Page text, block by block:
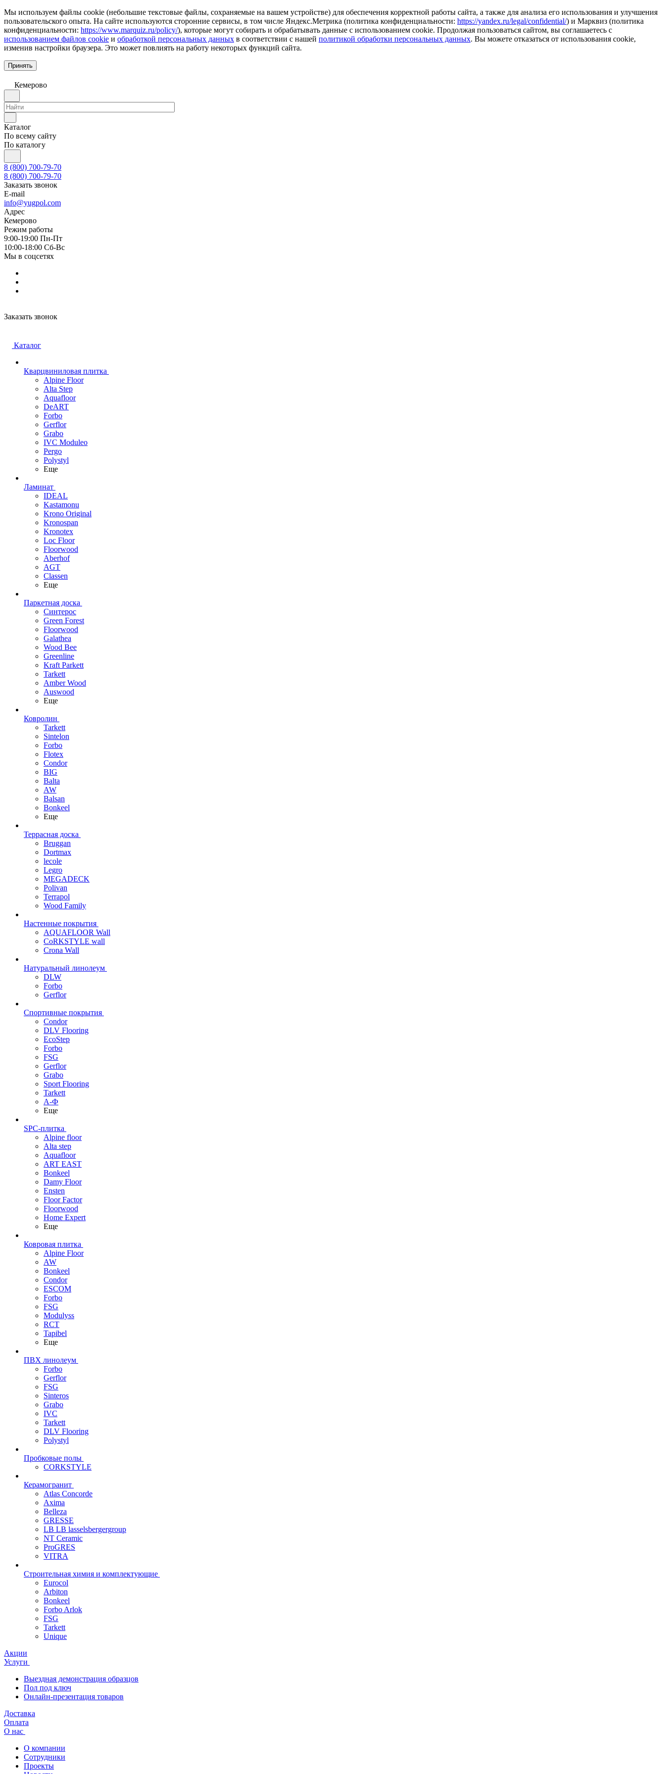
Мы используем файлы cookie (небольшие текстовые файлы, сохраняемые на вашем устройстве) для обеспечения корректной работы сайта, а также для анализа его использования и улучшения
пользовательского опыта. На сайте используются сторонние сервисы, в том числе Яндекс.Метрика (политика конфиденциальности: https://yandex.ru/legal/confidential/) и Марквиз (политика
конфиденциальности: https://www.marquiz.ru/policy/), которые могут собирать и обрабатывать данные с использованием cookie. Продолжая пользоваться сайтом, вы соглашаетесь с
использованием файлов cookie и обработкой персональных данных в соответствии с нашей политикой обработки персональных данных. Вы можете отказаться от использования cookie,
изменив настройки браузера. Это может повлиять на работу некоторых функций сайта.
Принять
Кемерово
Каталог
По всему сайту
По каталогу
8 (800) 700-79-70
8 (800) 700-79-70
Заказать звонок
E-mail
info@yugpol.com
Адрес
Кемерово
Режим работы
9:00-19:00 Пн-Пт
10:00-18:00 Cб-Вс
Мы в соцсетях
Заказать звонок
Каталог
Кварцвиниловая плитка
Alpine Floor
Alta Step
Aquafloor
DeART
Forbo
Gerflor
Grabo
IVC Moduleo
Pergo
Polystyl
Еще
Ламинат
IDEAL
Kastamonu
Krono Original
Kronospan
Kronotex
Loc Floor
Floorwood
Aberhof
AGT
Classen
Еще
Паркетная доска
Синтерос
Green Forest
Floorwood
Galathea
Wood Bee
Greenline
Kraft Parkett
Tarkett
Amber Wood
Auswood
Еще
Ковролин
Tarkett
Sintelon
Forbo
Flotex
Condor
BIG
Balta
AW
Balsan
Bonkeel
Еще
Террасная доска
Bruggan
Dortmax
lecole
Legro
MEGADECK
Polivan
Terrapol
Wood Family
Настенные покрытия
AQUAFLOOR Wall
CoRKSTYLE wall
Crona Wall
Натуральный линолеум
DLW
Forbo
Gerflor
Спортивные покрытия
Condor
DLV Flooring
EcoStep
Forbo
FSG
Gerflor
Grabo
Sport Flooring
Tarkett
А-Ф
Еще
SPC-плитка
Alpine floor
Alta step
Aquafloor
ART EAST
Bonkeel
Damy Floor
Ensten
Floor Factor
Floorwood
Home Expert
Еще
Ковровая плитка
Alpine Floor
AW
Bonkeel
Condor
ESCOM
Forbo
FSG
Modulyss
RCT
Tapibel
Еще
ПВХ линолеум
Forbo
Gerflor
FSG
Sinteros
Grabo
IVC
Tarkett
DLV Flooring
Polystyl
Пробковые полы
CORKSTYLE
Керамогранит
Atlas Concorde
Axima
Belleza
GRESSE
LB LB lasselsbergergroup
NT Ceramic
ProGRES
VITRA
Строительная химия и комплектующие
Eurocol
Arbiton
Bonkeel
Forbo Arlok
FSG
Tarkett
Unique
Акции
Услуги
Выездная демонстрация образцов
Пол под ключ
Онлайн-презентация товаров
Доставка
Оплата
О нас
О компании
Сотрудники
Проекты